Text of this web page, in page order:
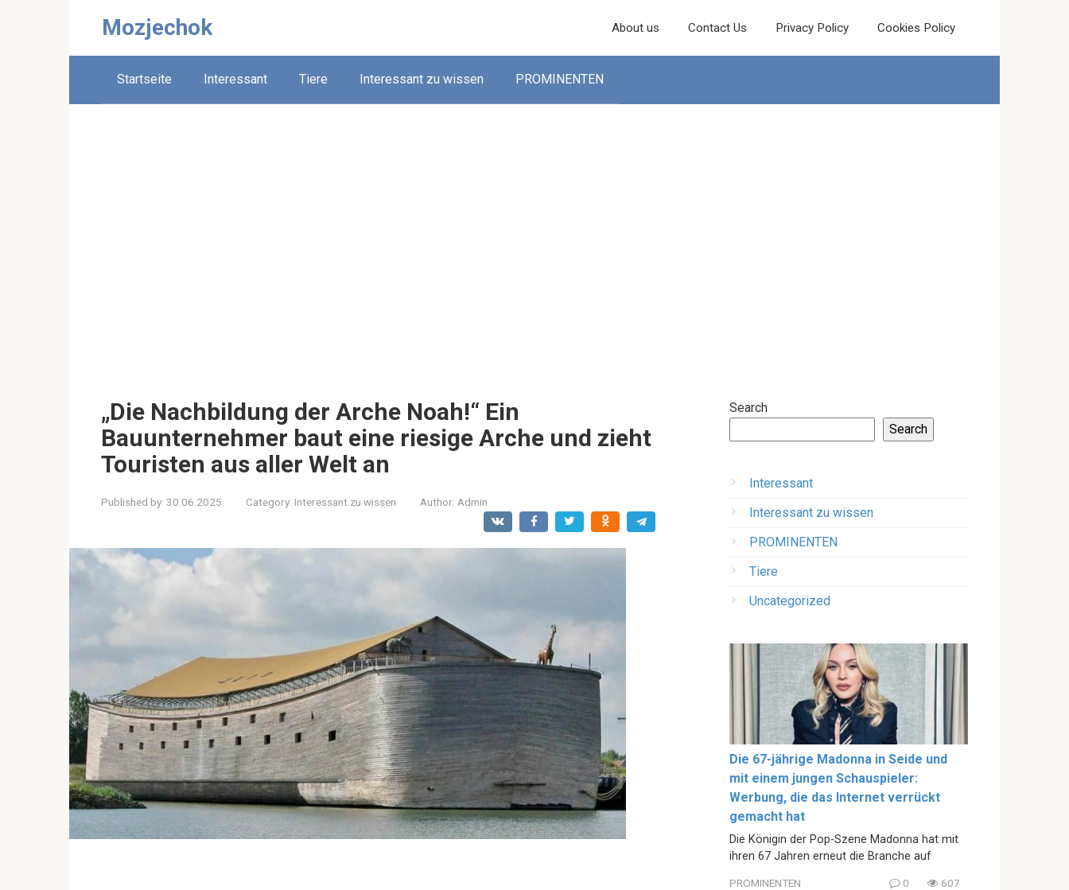
Mozjechok About us Contact Us Privacy Policy Cookies Policy
Startseite Interessant Tiere Interessant zu wissen PROMINENTEN
„Die Nachbildung der Arche Noah!“ Ein
Bauunternehmer baut eine riesige Arche und zieht
Touristen aus aller Welt an
Published by: 30.06.2025 Category: Interessant zu wissen Author: Admin
Search
Search
Interessant
Interessant zu wissen
PROMINENTEN
Tiere
Uncategorized
Die 67-jährige Madonna in Seide und
mit einem jungen Schauspieler:
Werbung, die das Internet verrückt
gemacht hat
Die Königin der Pop-Szene Madonna hat mit
ihren 67 Jahren erneut die Branche auf
PROMINENTEN 0 607